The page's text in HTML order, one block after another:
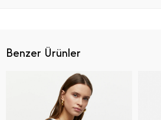
Benzer Ürünler